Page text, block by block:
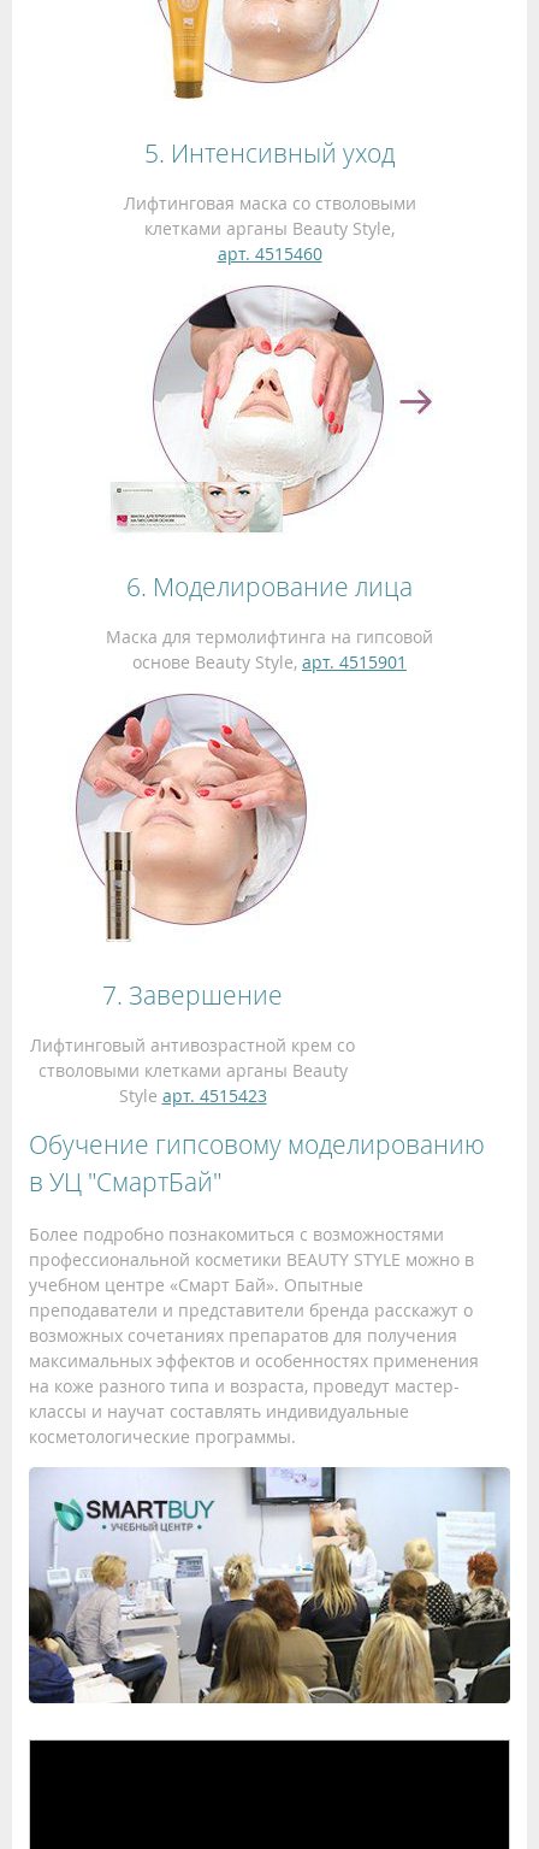
5. Интенсивный уход
Лифтинговая маска со стволовыми
клетками арганы Beauty Style,
арт. 4515460
6. Моделирование лица
Маска для термолифтинга на гипсовой
основе Beauty Style, арт. 4515901
7. Завершение
Лифтинговый антивозрастной крем со
стволовыми клетками арганы Beauty
Style арт. 4515423
Обучение гипсовому моделированию
в УЦ "СмартБай"
Более подробно познакомиться с возможностями
профессиональной косметики BEAUTY STYLE можно в
учебном центре «Смарт Бай». Опытные
преподаватели и представители бренда расскажут о
возможных сочетаниях препаратов для получения
максимальных эффектов и особенностях применения
на коже разного типа и возраста, проведут мастер-
классы и научат составлять индивидуальные
косметологические программы.